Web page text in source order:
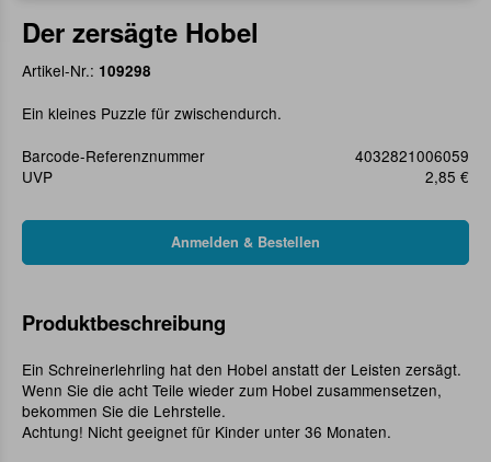
Der zersägte Hobel
Artikel-Nr.: 109298
Ein kleines Puzzle für zwischendurch.
Barcode-Referenznummer
4032821006059
UVP
2,85 €
Produktbeschreibung
Ein Schreinerlehrling hat den Hobel anstatt der Leisten zersägt.
Wenn Sie die acht Teile wieder zum Hobel zusammensetzen,
bekommen Sie die Lehrstelle.
Achtung! Nicht geeignet für Kinder unter 36 Monaten.